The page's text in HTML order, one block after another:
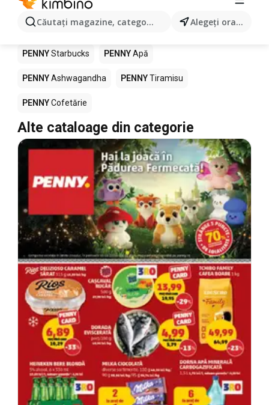
Căutaţi magazine, categorii, produse... Alegeţi oraşul
Alte produse în magazine PENNY
PENNY Pizza PENNY Mango LEGO
PENNYStarbucks PENNYApă
PENNYAshwagandha PENNYTiramisu
PENNYCofetărie
Alte cataloage din categorie